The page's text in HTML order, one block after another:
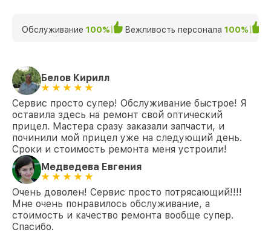
Обслуживание 100% Вежливость персонала 100%
Белов Кирилл
Сервис просто супер! Обслуживание быстрое! Я
оставила здесь на ремонт свой оптический
прицел. Мастера сразу заказали запчасти, и
починили мой прицел уже на следующий день.
Сроки и стоимость ремонта меня устроили!
Медведева Евгения
Очень доволен! Сервис просто потрясающий!!!!
Мне очень понравилось обслуживание, а
стоимость и качество ремонта вообще супер.
Спасибо.